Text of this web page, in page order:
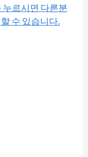
누르시면 다른분
수 있습니다.